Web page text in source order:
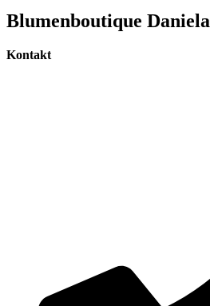
Blumenboutique Daniela
Kontakt